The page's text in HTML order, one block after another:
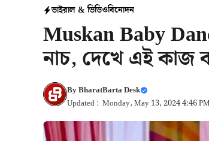
ভাইরাল & ভিডিওবিনোদন
Muskan Baby
নাচ, দেখে এই
ByBharatBarta Desk
Updated : Monday, May 13, 2024 4:46 PM